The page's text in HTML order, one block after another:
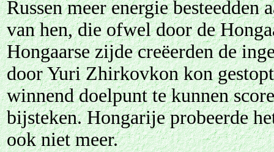
Russen meer energie
van hen, die ofwel door de
Hongaarse zijde creëerden de
door Yuri Zhirkovkon kon
winnend doelpunt te kunnen
bijsteken. Hongarije probeerde
ook niet meer.